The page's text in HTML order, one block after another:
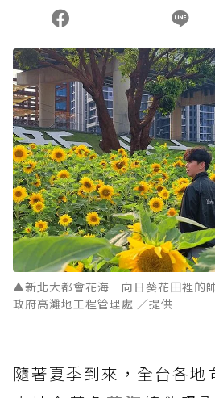
▲新北大都會花海－向日葵花田裡的
政府高灘地工程管理處 ／提供
隨著夏季到來，全台各地